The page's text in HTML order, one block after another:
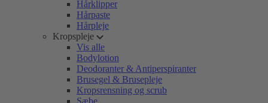
Hårklipper
Hårpaste
Hårpleje
Kropspleje
Vis alle
Bodylotion
Deodoranter & Antiperspiranter
Brusegel & Brusepleje
Kropsrensning og scrub
Sæbe